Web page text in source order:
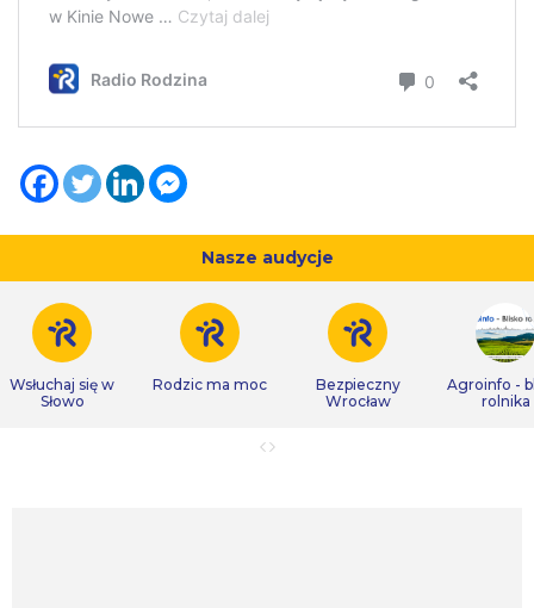
Nasze audycje
Wsłuchaj się w
Słowo
Rodzic ma moc
Bezpieczny
Wrocław
Agroinfo -
rolnika